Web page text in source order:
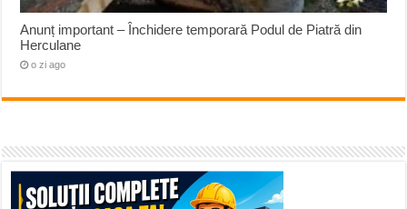
Anunț important – Închidere temporară Podul de Piatră din
Herculane
o zi ago